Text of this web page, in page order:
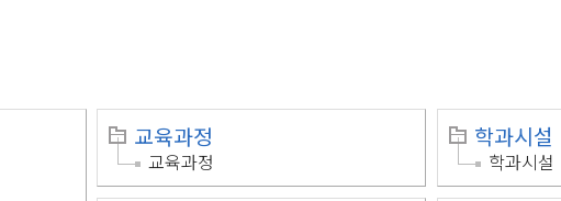
교육과정
교육과정
학과시설
학과시설